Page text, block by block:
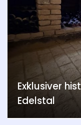
Exklusiver
Edelstal